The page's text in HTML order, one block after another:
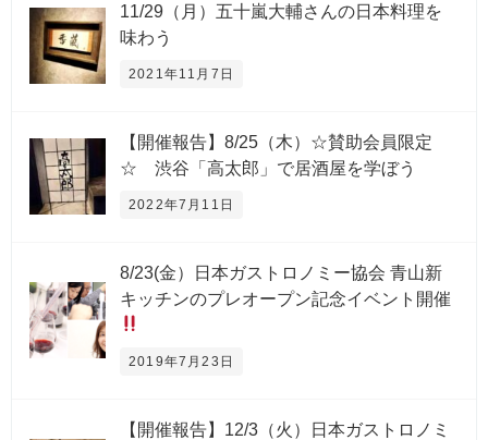
11/29（月）五十嵐大輔さんの日本料理を
味わう
2021年11月7日
【開催報告】8/25（木）☆賛助会員限定
☆ 渋谷「高太郎」で居酒屋を学ぼう
2022年7月11日
8/23(金）日本ガストロノミー協会 青山新
キッチンのプレオープン記念イベント開催
2019年7月23日
【開催報告】12/3（火）日本ガストロノミ